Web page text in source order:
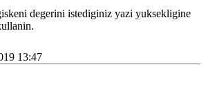
degerini istediginiz yazi yuksekligine
13:47